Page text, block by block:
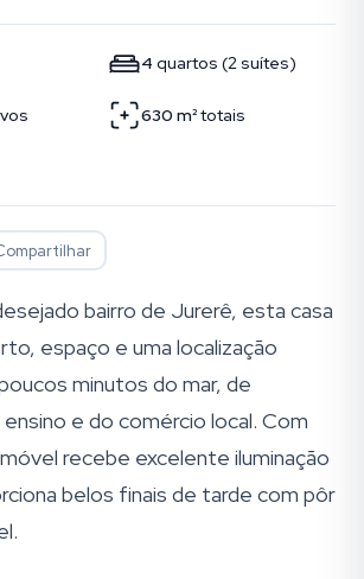
4 quartos (2suítes)
630 m²totais
bairro de Jurerê, esta casa
espaço e uma localização
minutos do mar, de
e do comércio local. Com
recebe excelente iluminação
belos finais de tarde com pôr